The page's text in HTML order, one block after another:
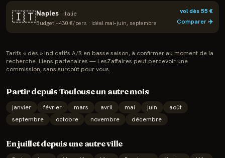
🇮🇹Naples · Italie
Budget ~430 €/pers · idéal mai–juin, septembre
vol dès55 €
Comparer ✈️
Tarifs « dès » indicatifs A/R en basse saison, à confirmer au moment de la
recherche. Liens partenaires — LesZaffaires peut percevoir une
commission, sans surcoût pour vous.
Partir depuisToulouseun autre mois
janvier février mars avril mai juin
août
septembre
octobre novembre décembre
Enjuilletdepuis une autre ville